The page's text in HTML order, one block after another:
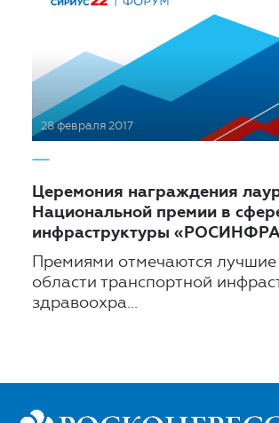
28 февраля 2017
Церемония награждения
Национальной премии в
инфраструктуры
Премиями отмечаются
области транспортной
здравоохра...